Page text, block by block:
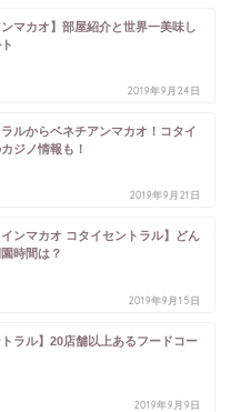
ンマカオ】部屋紹介と世界一美味し
2019年9月24日
ルからベネチアンマカオ！コタイ
ジノ情報も！
2019年9月21日
インマカオ コタイセントラル】どん
時間は？
2019年9月15日
トラル】20店舗以上あるフードコー
2019年9月9日